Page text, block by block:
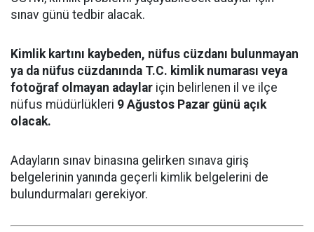
sınav günü tedbir alacak.
Kimlik kartını kaybeden, nüfus cüzdanı bulunmayan
ya da nüfus cüzdanında T.C. kimlik numarası veya
fotoğraf olmayan adaylar için belirlenen il ve ilçe
nüfus müdürlükleri 9 Ağustos Pazar günü açık
olacak.
Adayların sınav binasına gelirken sınava giriş
belgelerinin yanında geçerli kimlik belgelerini de
bulundurmaları gerekiyor.